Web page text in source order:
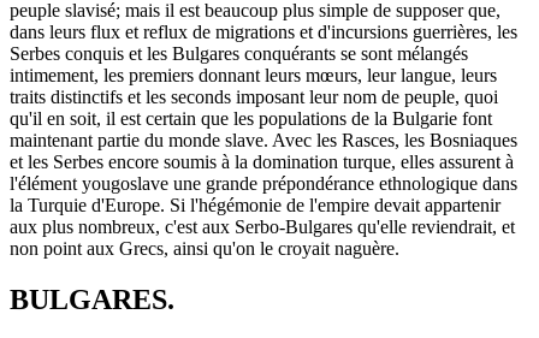
peuple slavisé; mais il est beaucoup plus simple de supposer que,
dans leurs flux et reflux de migrations et d'incursions guerrières, les
Serbes conquis et les Bulgares conquérants se sont mélangés
intimement, les premiers donnant leurs mœurs, leur langue, leurs
traits distinctifs et les seconds imposant leur nom de peuple, quoi
qu'il en soit, il est certain que les populations de la Bulgarie font
maintenant partie du monde slave. Avec les Rasces, les Bosniaques
et les Serbes encore soumis à la domination turque, elles assurent à
l'élément yougoslave une grande prépondérance ethnologique dans
la Turquie d'Europe. Si l'hégémonie de l'empire devait appartenir
aux plus nombreux, c'est aux Serbo-Bulgares qu'elle reviendrait, et
non point aux Grecs, ainsi qu'on le croyait naguère.
BULGARES.